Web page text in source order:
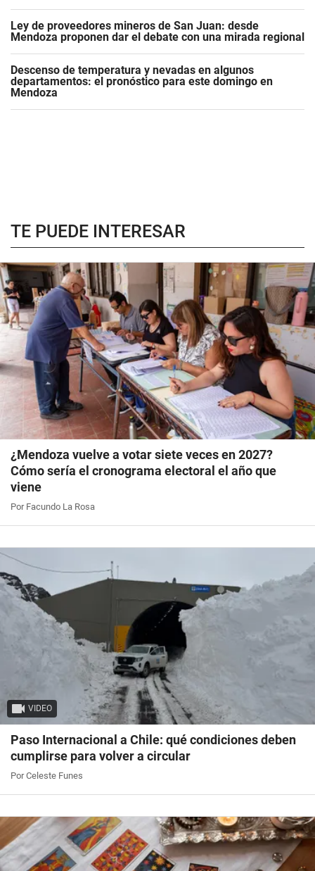
Ley de proveedores mineros de San Juan: desde
Mendoza proponen dar el debate con una mirada regional
Descenso de temperatura y nevadas en algunos
departamentos: el pronóstico para este domingo en
Mendoza
TE PUEDE INTERESAR
¿Mendoza vuelve a votar siete veces en 2027?
Cómo sería el cronograma electoral el año que
viene
Por Facundo La Rosa
VIDEO
Paso Internacional a Chile: qué condiciones deben
cumplirse para volver a circular
Por Celeste Funes